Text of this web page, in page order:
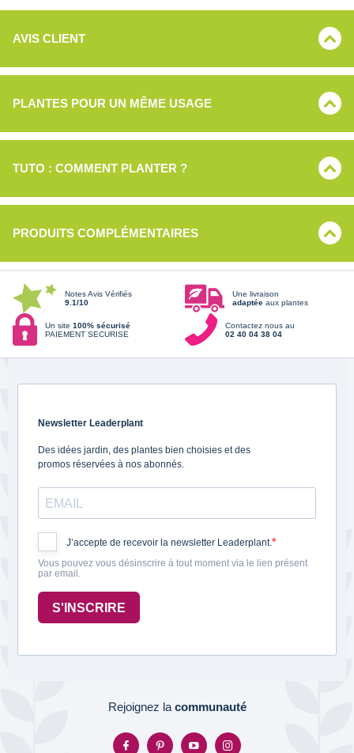
AVIS CLIENT
PLANTES POUR UN MÊME USAGE
TUTO : COMMENT PLANTER ?
PRODUITS COMPLÉMENTAIRES
Notes Avis Vérifiés
9.1/10
Une livraison
adaptée aux plantes
Un site 100% sécurisé
PAIEMENT SECURISE
Contactez nous au
02 40 04 38 04
Newsletter Leaderplant
Des idées jardin, des plantes bien choisies et des
promos réservées à nos abonnés.
J’accepte de recevoir la newsletter Leaderplant.
Vous pouvez vous désinscrire à tout moment via le lien présent
par email.
S'INSCRIRE
Rejoignez la communauté